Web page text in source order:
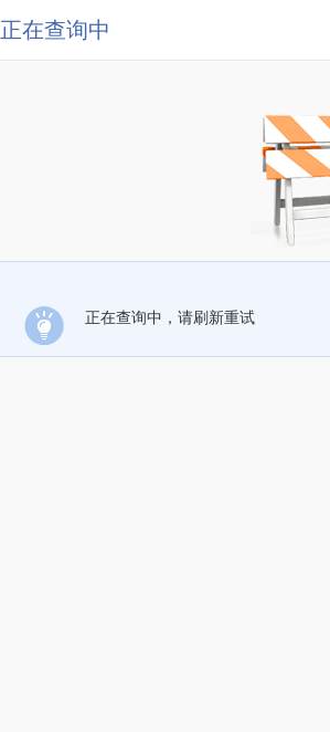
正在查询中
正在查询中，请刷新重试